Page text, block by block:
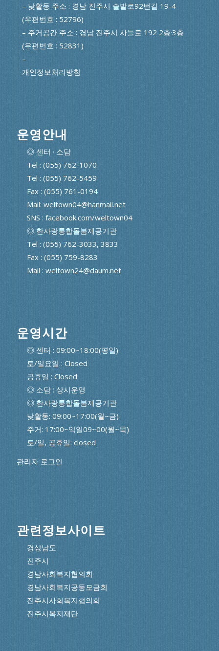
– 낮활동 주소 : 경남 진주시 솔밭로92번길 19-4
(우편번호 : 52796)
– 주거공간 주소 : 경남 진주시 사들로 192 2층·3층
(우편번호 : 52831)
–
개인정보처리방침
운영안내
◎ 센터 · 소담
Tel : (055) 762-1070
Tel : (055) 762-5459
Fax : (055) 761-0194
Mail: weltown04@hanmail.net
SNS : facebook.com/weltown04
◎ 한사랑통합돌봄제공기관
Tel : (055) 762-3033, 3833
Fax : (055) 759-8283
Mail : weltown24@daum.net
운영시간
◎ 센터 : 09:00~18:00(평일)
토/일요일 : Closed
공휴일 : Closed
◎ 소담 : 상시운영
◎ 한사랑통합돌봄제공기관
낮활동: 09:00~17:00(월~금)
주거: 17:00~익일09~00(월~목)
토/일, 공휴일: closed
관리자 로그인
관련정보사이트
경상남도
진주시
경남사회복지협의회
경남사회복지공동모금회
진주시사회복지협의회
진주시복지재단